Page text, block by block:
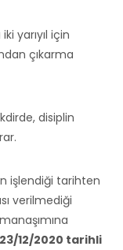
yarıyıl için
çıkarma
disiplin
işlendiği tarihten
verilmediği
12/2020 tarihli